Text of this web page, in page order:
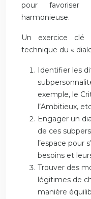
pour favoriser
harmonieuse.
Un exercice clé
technique du «
Identifier les
exemple, le
l’Ambitieux,
Engager un
de ces
l’espace pour
besoins et
Trouver des
légitimes de
manière